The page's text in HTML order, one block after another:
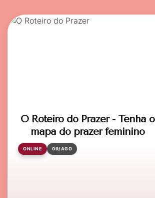
O Roteiro do Prazer - Tenha o
mapa do prazer feminino
ONLINE 09/AGO